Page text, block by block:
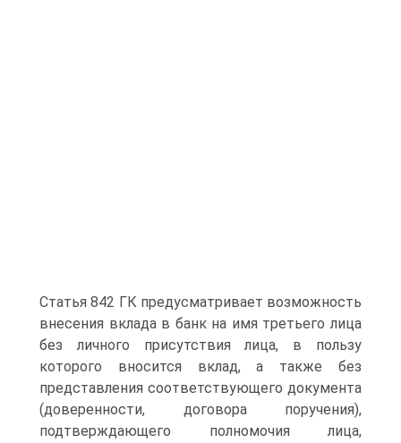
Статья 842 ГК предусматривает возможность
внесения вклада в банк на имя третьего лица
без личного присутствия лица, в пользу
которого вносится вклад, а также без
представления соответствующего документа
(доверенности, договора поручения),
подтверждающего полномочия лица,